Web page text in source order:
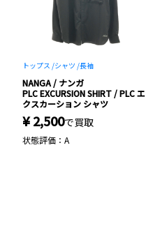
トップス /シャツ /長袖
NANGA / ナンガ
PLC EXCURSION SHIRT / PLC エ
クスカーション シャツ
¥ 2,500で買取
状態評価：A